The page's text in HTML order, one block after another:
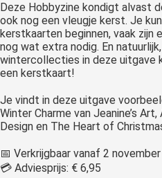
Deze Hobbyzine kondigt alvast
ook nog een vleugje kerst. Je
kerstkaarten beginnen, vaak
nog wat extra nodig. En
wintercollecties in deze uitgave
een kerstkaart!
Je vindt in deze uitgave
Winter Charme van Jeanine’s
Design en The Heart of
📅 Verkrijgbaar vanaf 2 november
💳 Adviesprijs: € 6,95
Hierdoor
website-
van